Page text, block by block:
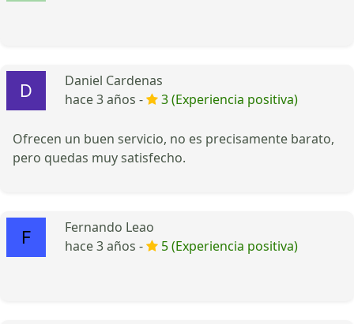
Daniel Cardenas
hace 3 años -
3 (Experiencia positiva)
Ofrecen un buen servicio, no es precisamente barato,
pero quedas muy satisfecho.
Fernando Leao
hace 3 años -
5 (Experiencia positiva)